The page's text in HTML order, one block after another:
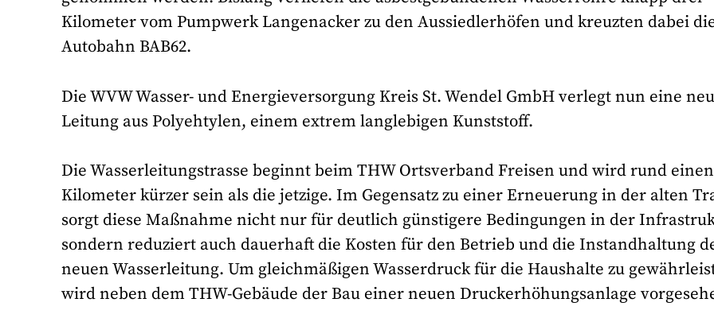
Kilometer vom Pumpwerk Langenacker zu den Aussiedlerhöfen und kreuzten dabei
Autobahn BAB62.
Die WVW Wasser- und Energieversorgung Kreis St. Wendel GmbH verlegt nun eine
Leitung aus Polyehtylen, einem extrem langlebigen Kunststoff.
Die Wasserleitungstrasse beginnt beim THW Ortsverband Freisen und wird rund einen
Kilometer kürzer sein als die jetzige. Im Gegensatz zu einer Erneuerung in der alten
sorgt diese Maßnahme nicht nur für deutlich günstigere Bedingungen in der
sondern reduziert auch dauerhaft die Kosten für den Betrieb und die Instandhaltung
neuen Wasserleitung. Um gleichmäßigen Wasserdruck für die Haushalte zu
wird neben dem THW-Gebäude der Bau einer neuen Druckerhöhungsanlage